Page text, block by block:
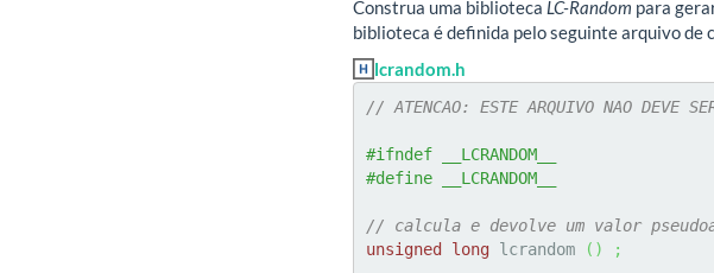
Construa uma biblioteca LC-Random para
biblioteca é definida pelo seguinte arquivo de
lcrandom.h
// ATENCAO: ESTE ARQUIVO NAO DEVE
#ifndef __LCRANDOM__
#define __LCRANDOM__
// calcula e devolve um valor
unsigned
long lcrandom ( ) ;